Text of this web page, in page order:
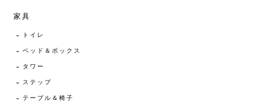
家具
トイレ
ベッド＆ボックス
タワー
ステップ
テーブル＆椅子